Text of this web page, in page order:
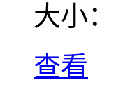
大小：
查看